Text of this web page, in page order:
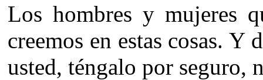
Los hombres y mujeres
creemos en estas cosas.
usted, téngalo por seguro,